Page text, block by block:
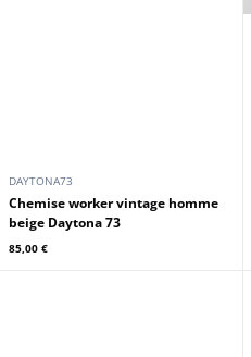
DAYTONA73
Chemise worker vintage homme
beige Daytona 73
85,00 €